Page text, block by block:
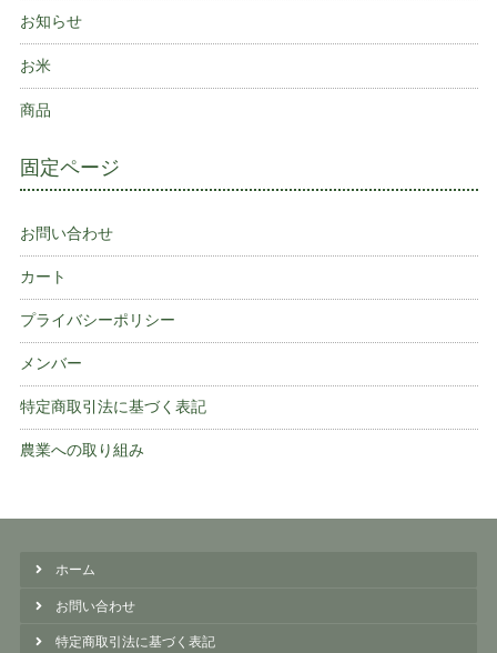
お知らせ
お米
商品
固定ページ
お問い合わせ
カート
プライバシーポリシー
メンバー
特定商取引法に基づく表記
農業への取り組み
ホーム
お問い合わせ
特定商取引法に基づく表記